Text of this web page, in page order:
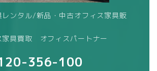
レンタル/新品・中古オフィス家具販
家具買取 オフィスパートナー
356-100